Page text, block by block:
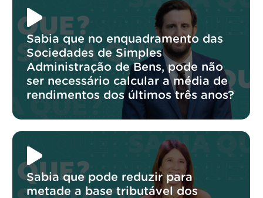
Sabia que no enquadramento das
Sociedades de Simples
Administração de Bens, pode não
ser necessário calcular a média de
rendimentos dos últimos três anos?
Sabia que pode reduzir para
metade a base tributável dos